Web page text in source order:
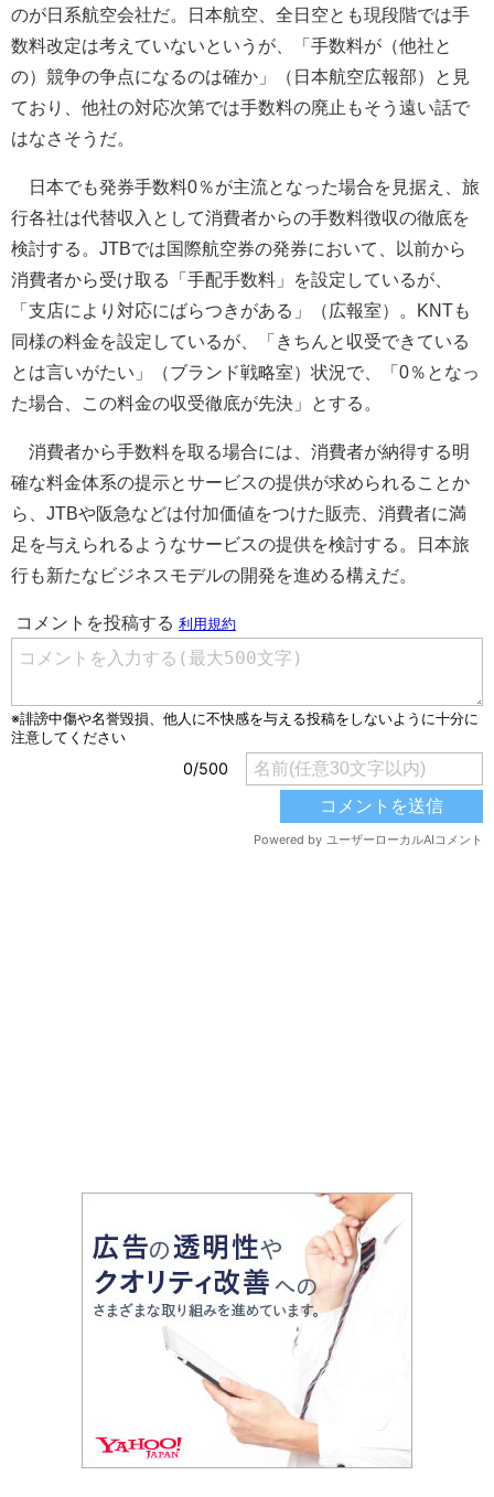
のが日系航空会社だ。日本航空、全日空とも現段階では手
数料改定は考えていないというが、「手数料が（他社と
の）競争の争点になるのは確か」（日本航空広報部）と見
ており、他社の対応次第では手数料の廃止もそう遠い話で
はなさそうだ。
日本でも発券手数料0％が主流となった場合を見据え、旅
行各社は代替収入として消費者からの手数料徴収の徹底を
検討する。JTBでは国際航空券の発券において、以前から
消費者から受け取る「手配手数料」を設定しているが、
「支店により対応にばらつきがある」（広報室）。KNTも
同様の料金を設定しているが、「きちんと収受できている
とは言いがたい」（ブランド戦略室）状況で、「0％となっ
た場合、この料金の収受徹底が先決」とする。
消費者から手数料を取る場合には、消費者が納得する明
確な料金体系の提示とサービスの提供が求められることか
ら、JTBや阪急などは付加価値をつけた販売、消費者に満
足を与えられるようなサービスの提供を検討する。日本旅
行も新たなビジネスモデルの開発を進める構えだ。